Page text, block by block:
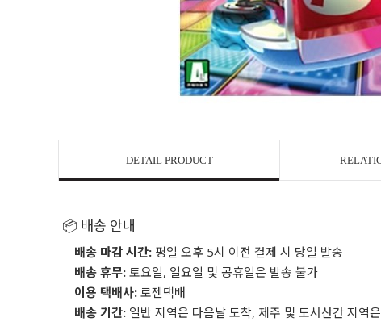
DETAIL PRODUCT
📦 배송 안내
배송 마감 시간: 평일 오후 5시 이전 결제 시 당일 발송
배송 휴무: 토요일, 일요일 및 공휴일은 발송 불가
이용 택배사: 로젠택배
배송 기간: 일반 지역은 다음날 도착, 제주 및 도서산간 지역